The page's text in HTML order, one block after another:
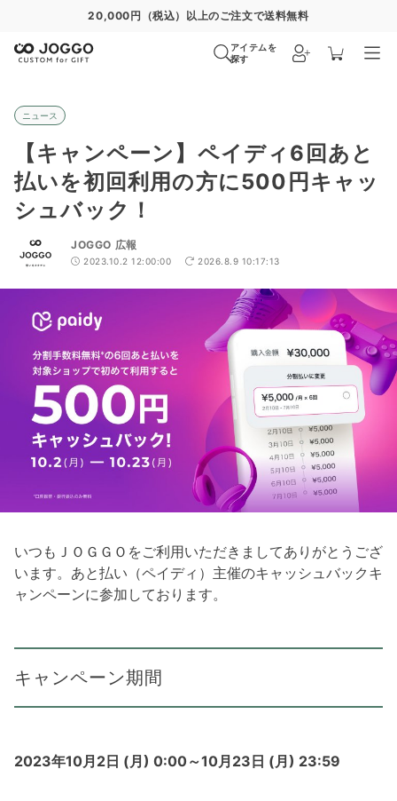
20,000円（税込）以上のご注文で送料無料
アイテムを
探す
ニュース
【キャンペーン】ペイディ6回あと
払いを初回利用の方に500円キャッ
シュバック！
JOGGO 広報
2023.10.2 12:00:00 2026.8.9 10:17:13
いつもＪＯＧＧＯをご利用いただきましてありがとうござ
います。あと払い（ペイディ）主催のキャッシュバックキ
ャンペーンに参加しております。
キャンペーン期間
2023年10月2日 (月) 0:00～10月23日 (月) 23:59